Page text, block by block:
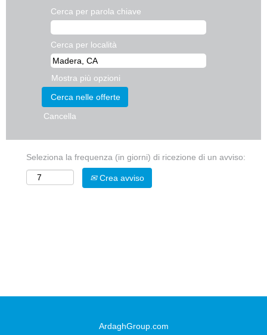
Cerca per parola chiave
Cerca per località
Mostra più opzioni
Cancella
Seleziona la frequenza (in giorni) di ricezione di un avviso:
Crea avviso
ArdaghGroup.com